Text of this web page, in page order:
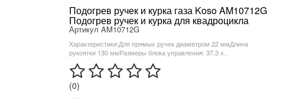
Подогрев ручек и курка газа Koso AM10712G
Подогрев ручек и курка для квадроцикла
Артикул AM10712G
Характеристики:Для прямых ручек диаметром 22 ммДлина
рукоятки 130 ммРазмеры блока управления: 37,3 х..
(0)